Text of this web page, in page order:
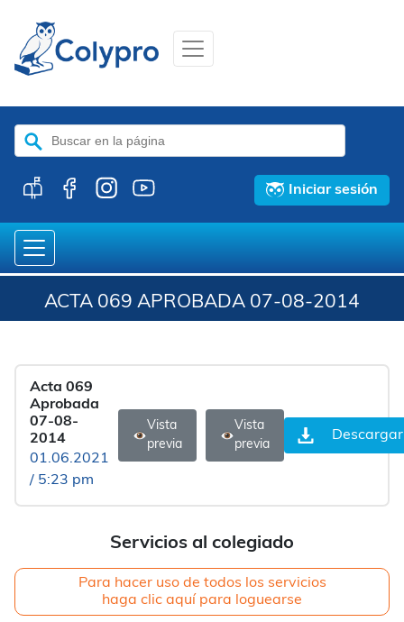
Buscar:
Iniciar sesión
ACTA 069 APROBADA 07-08-2014
Servicios al colegiado
Para hacer uso de todos los servicios
haga clic aquí para loguearse
Acta 069
Aprobada
07-08-
2014
01.06.2021
/ 5:23 pm
Vista
previa
Vista
previa
Descargar